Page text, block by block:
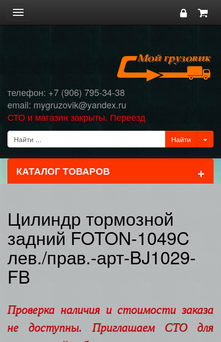
Toggle
navigation
телефон: +7 (906) 795-34-38
email: mygruzovik@yandex.ru
СТО и магазин закрыты. Переезд
КАТАЛОГ ТОВАРОВ +
Цилиндр тормозной
задний FOTON-1049C
лев./прав.-арт-BJ1029-
FB
Проверка наличия и стоимости заказа
не доступны. Приглашаем СТО для